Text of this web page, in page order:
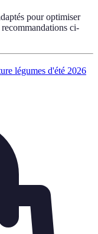
pour optimiser
ci-
légumes d'été 2026